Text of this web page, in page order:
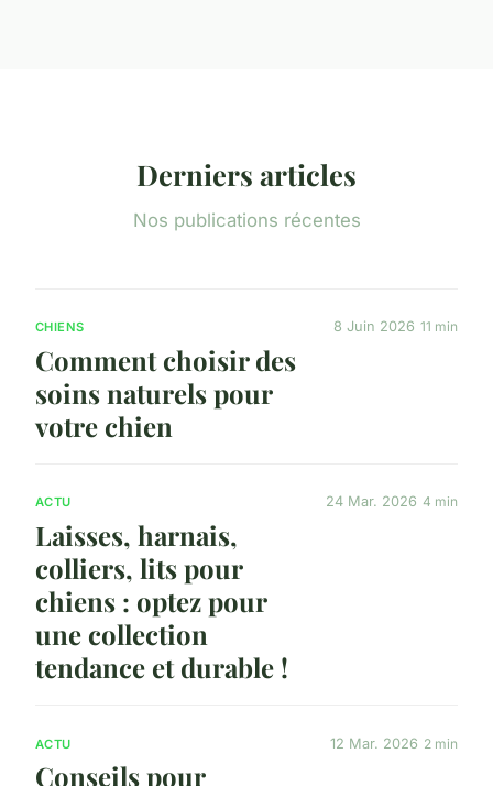
Derniers articles
Nos publications récentes
CHIENS
Comment choisir des
soins naturels pour
votre chien
8 Juin 2026 11 min
ACTU
Laisses, harnais,
colliers, lits pour
chiens : optez pour
une collection
tendance et durable !
24 Mar. 2026 4 min
ACTU
Conseils pour
12 Mar. 2026 2 min